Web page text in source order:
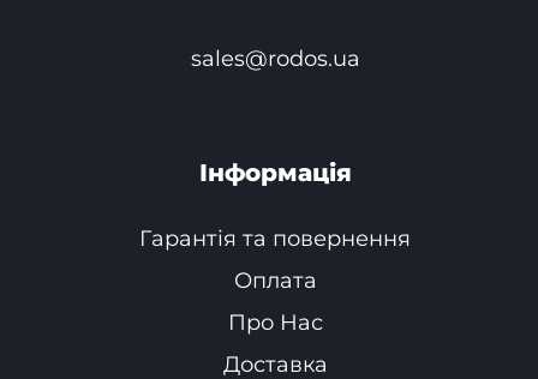
sales@rodos.ua
Інформація
Гарантія та повернення
Оплата
Про Нас
Доставка